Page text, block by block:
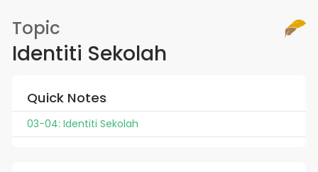
Topic
Identiti Sekolah
Quick Notes
03-04: Identiti Sekolah